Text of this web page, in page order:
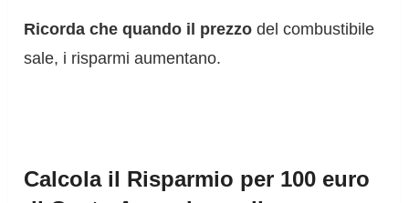
Ricorda che quando il prezzo del combustibile
sale, i risparmi aumentano.
Calcola il Risparmio per 100 euro